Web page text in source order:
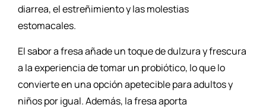
diarrea, el estreñimiento y las molestias
estomacales.
El sabor a fresa añade un toque de dulzura y frescura
a la experiencia de tomar un probiótico, lo que lo
convierte en una opción apetecible para adultos y
niños por igual. Además, la fresa aporta